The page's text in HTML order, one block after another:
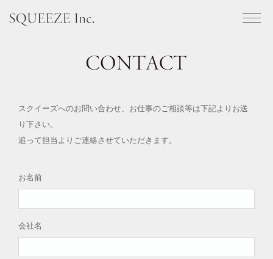
スクイーズへのお問い合わせ、お仕事のご相談等は下記よりお送
り下さい。
追って担当よりご連絡させていただきます。
お名前
会社名